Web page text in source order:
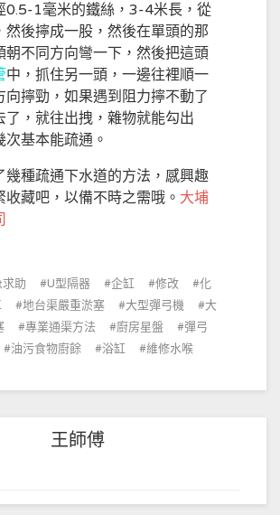
0.5-1毫米的鐵絲，3-4米長，從
然後擰成一股，然後在單頭的那
朝不同方向彎一下，然後把這頭
中，抓住另一頭，一邊往裡順一
向擰勁，如果遇到阻力擰不動了
了，就往出拽，雜物就能勾出
基本能疏通。
幾種疏通下水道的方法，感興趣
收藏吧，以備不時之需哦。 大埔
助 U型隔器 企缸 修改
化
地台渠嚴重淤塞 大型彈弓機
大
專業通渠方法 廚房星盤
彈弓
油污食物廚餘 浴缸 維修水喉
王師傅